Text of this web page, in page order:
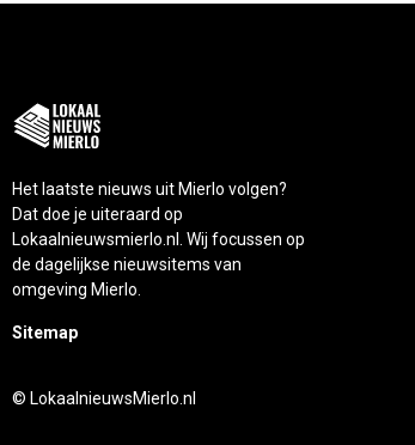
Het laatste nieuws uit Mierlo volgen?
Dat doe je uiteraard op
Lokaalnieuwsmierlo.nl. Wij focussen op
de dagelijkse nieuwsitems van
omgeving Mierlo.
Sitemap
© LokaalnieuwsMierlo.nl